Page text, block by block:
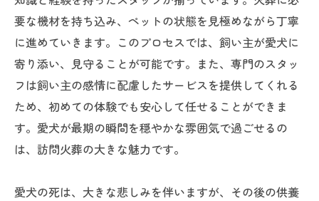
要な機材を持ち込み、ペットの状態を見極めながら丁寧
に進めていきます。このプロセスでは、飼い主が愛犬に
寄り添い、見守ることが可能です。また、専門のスタッ
フは飼い主の感情に配慮したサービスを提供してくれる
ため、初めての体験でも安心して任せることができま
す。愛犬が最期の瞬間を穏やかな雰囲気で過ごせるの
は、訪問火葬の大きな魅力です。
愛犬の死は、大きな悲しみを伴いますが、その後の供養